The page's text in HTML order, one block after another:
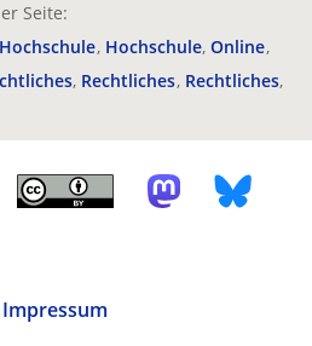
Seite:
Hochschule Hochschule Online
Rechtliches Rechtliches
Impressum